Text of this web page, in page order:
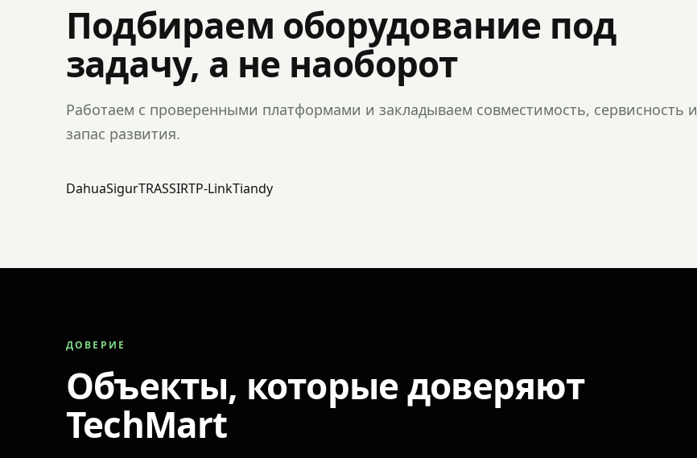
Подбираем оборудование под
задачу, а не наоборот
Работаем с проверенными платформами и закладываем совместимость, сервисность и
запас развития.
DahuaSigurTRASSIRTP-LinkTiandy
ДОВЕРИЕ
Объекты, которые доверяют
TechMart